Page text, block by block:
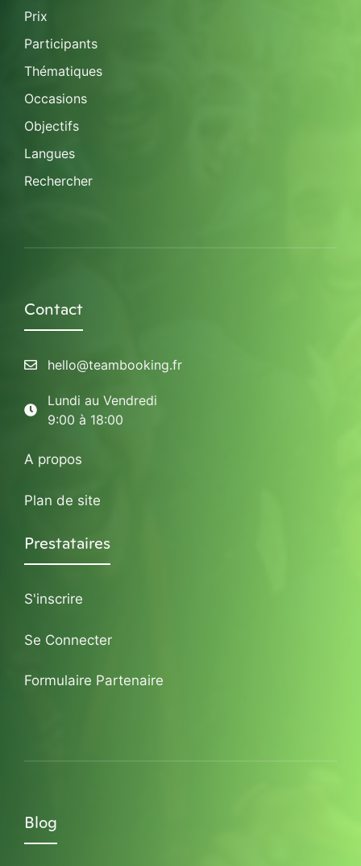
Prix
Participants
Thématiques
Occasions
Objectifs
Langues
Rechercher
Contact
hello@teambooking.fr
Lundi au Vendredi
9:00 à 18:00
A propos
Plan de site
Prestataires
S'inscrire
Se Connecter
Formulaire Partenaire
Blog